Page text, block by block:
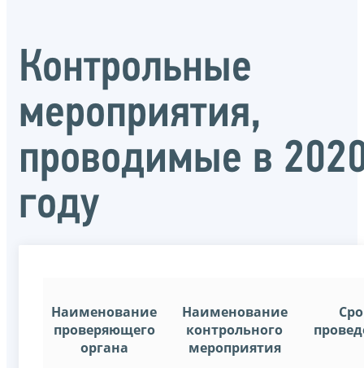
Контрольные
мероприятия,
проводимые в
году
Наименование
проверяющего
органа
Наименование
контрольного
мероприятия